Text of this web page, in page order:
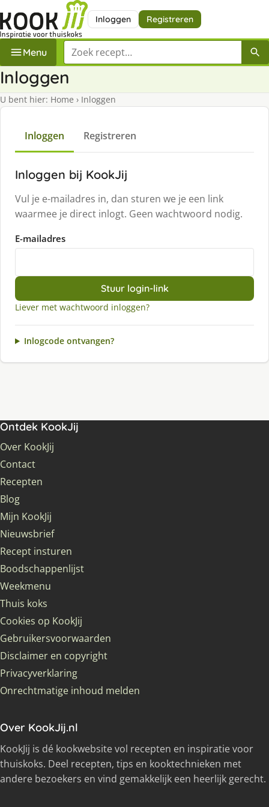
Inloggen Registreren
Menu Zoek een recept
Inloggen
U bent hier: Home › Inloggen
Inloggen Registreren
Inloggen bij KookJij
Vul je e-mailadres in, dan sturen we je een link
waarmee je direct inlogt. Geen wachtwoord nodig.
E-mailadres
Stuur login-link
Liever met wachtwoord inloggen?
Inlogcode ontvangen?
Ontdek KookJij
Over KookJij
Contact
Recepten
Blog
Mijn KookJij
Nieuwsbrief
Recept insturen
Boodschappenlijst
Weekmenu
Thuis koks
Cookies op KookJij
Gebruikersvoorwaarden
Disclaimer en copyright
Privacyverklaring
Onrechtmatige inhoud melden
Over KookJij.nl
KookJij is dé kookwebsite vol recepten en inspiratie voor
thuiskoks. Deel recepten, tips en kooktechnieken met
andere bezoekers en vind gemakkelijk een heerlijk gerecht.